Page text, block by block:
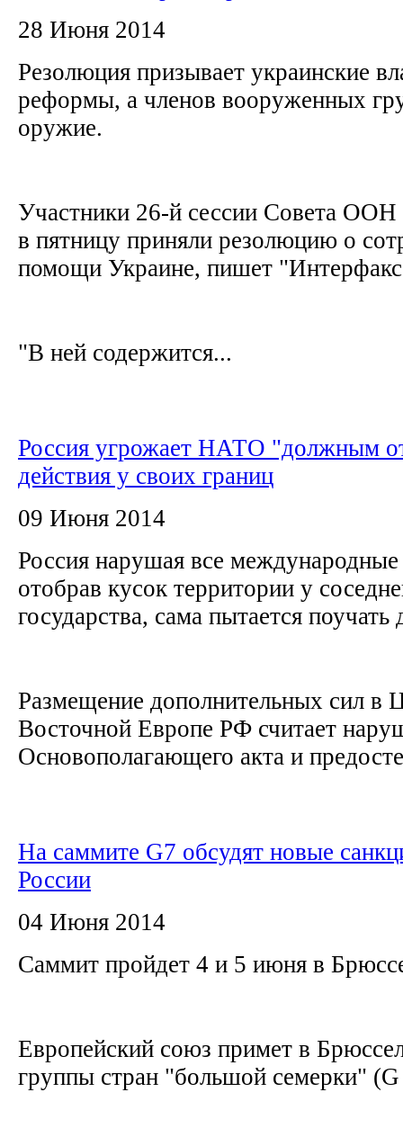
28 Июня 2014
Резолюция призывает украинские
реформы, а членов вооруженных
оружие.
Участники 26-й сессии Совета ООН
в пятницу приняли резолюцию о
помощи Украине, пишет
"В ней содержится...
Россия угрожает НАТО "должным
действия у своих границ
09 Июня 2014
Россия нарушая все
отобрав кусок территории у
государства, сама пытается
Размещение дополнительных сил в
Восточной Европе РФ считает
Основополагающего акта и
На саммите G7 обсудят новые
России
04 Июня 2014
Саммит пройдет 4 и 5 июня в
Европейский союз примет в
группы стран "большой семерки"